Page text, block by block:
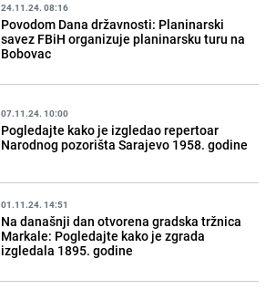
24.11.24. 08:16
Povodom Dana državnosti: Planinarski
savez FBiH organizuje planinarsku turu na
Bobovac
07.11.24. 10:00
Pogledajte kako je izgledao repertoar
Narodnog pozorišta Sarajevo 1958. godine
01.11.24. 14:51
Na današnji dan otvorena gradska tržnica
Markale: Pogledajte kako je zgrada
izgledala 1895. godine